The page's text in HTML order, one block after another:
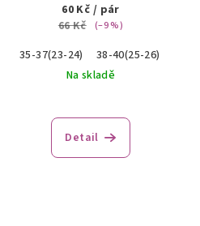
60 Kč / pár
66 Kč
(–9 %)
35-37(23-24) 38-40(25-26)
Na skladě
Detail